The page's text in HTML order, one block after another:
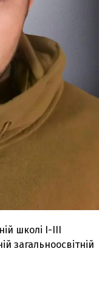
школі I-III
загальноосвітній